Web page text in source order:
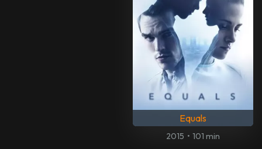
Equals
2015 • 101 min